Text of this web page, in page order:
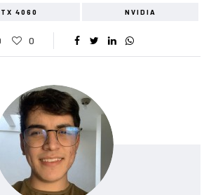
4060 NVIDIA
0